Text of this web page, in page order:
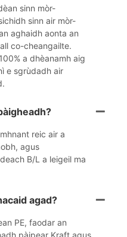
sinn mòr-
sinn air mòr-
aghaidh aonta an
co-cheangailte.
a dhèanamh aig
e sgrùdadh air
reic air a
agus
B/L a leigeil ma
agad?
PE, faodar an